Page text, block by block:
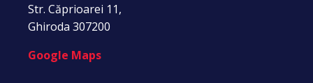
Str. Căprioarei 11,
Ghiroda 307200
Google Maps